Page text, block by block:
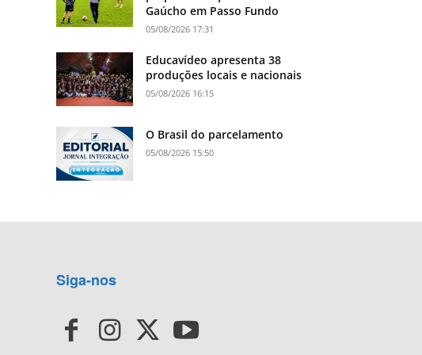
Gaúcho em Passo Fundo
05/08/2026 17:31
Educavídeo apresenta 38
produções locais e nacionais
05/08/2026 16:15
O Brasil do parcelamento
05/08/2026 15:50
Siga-nos